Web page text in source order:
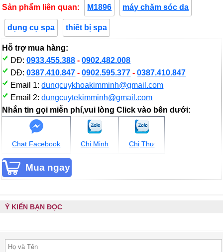
Sản phẩm liên quan: M1896 máy chăm sóc da
dụng cụ spa thiết bị spa
Hỗ trợ mua hàng:
DĐ:0933.455.388 -0902.482.008
DĐ:0387.410.847 -0902.595.377 -0387.410.847
Email 1:dungcuykhoakimminh@gmail.com
Email 2:dungcuytekimminh@gmail.com
Nhắn tin gọi miễn phí,vui lòng Click vào bên dưới:
Chat Facebook Chị Minh Chị Thư
Ý KIẾN BẠN ĐỌC